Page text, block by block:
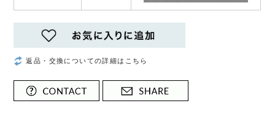
返品・交換についての詳細はこちら